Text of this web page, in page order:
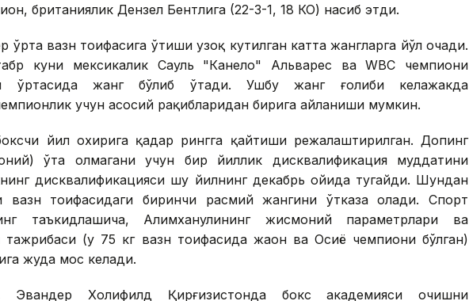
британиялик Дензел Бентлига (22-3-1, 18 КО) насиб этди.
ўрта вазн тоифасига ўтиши узоқ кутилган катта жангларга йўл очади.
куни мексикалик Сауль "Канело" Альварес ва WВC чемпиони
ўртасида жанг бўлиб ўтади. Ушбу жанг ғолиби келажакда
учун асосий рақибларидан бирига айланиши мумкин.
йил охирига қадар рингга қайтиши режалаштирилган. Допинг
ўта олмагани учун бир йиллик дисквалификация муддатини
дисквалификацияси шу йилнинг декабрь ойида тугайди. Шундан
вазн тоифасидаги биринчи расмий жангини ўтказа олади. Спорт
таъкидлашича, Алимханулининг жисмоний параметрлари ва
тажрибаси (у 75 кг вазн тоифасида жаҳон ва Осиё чемпиони бўлган)
жуда мос келади.
Эвандер Холифилд Қирғизистонда бокс академияси очишни